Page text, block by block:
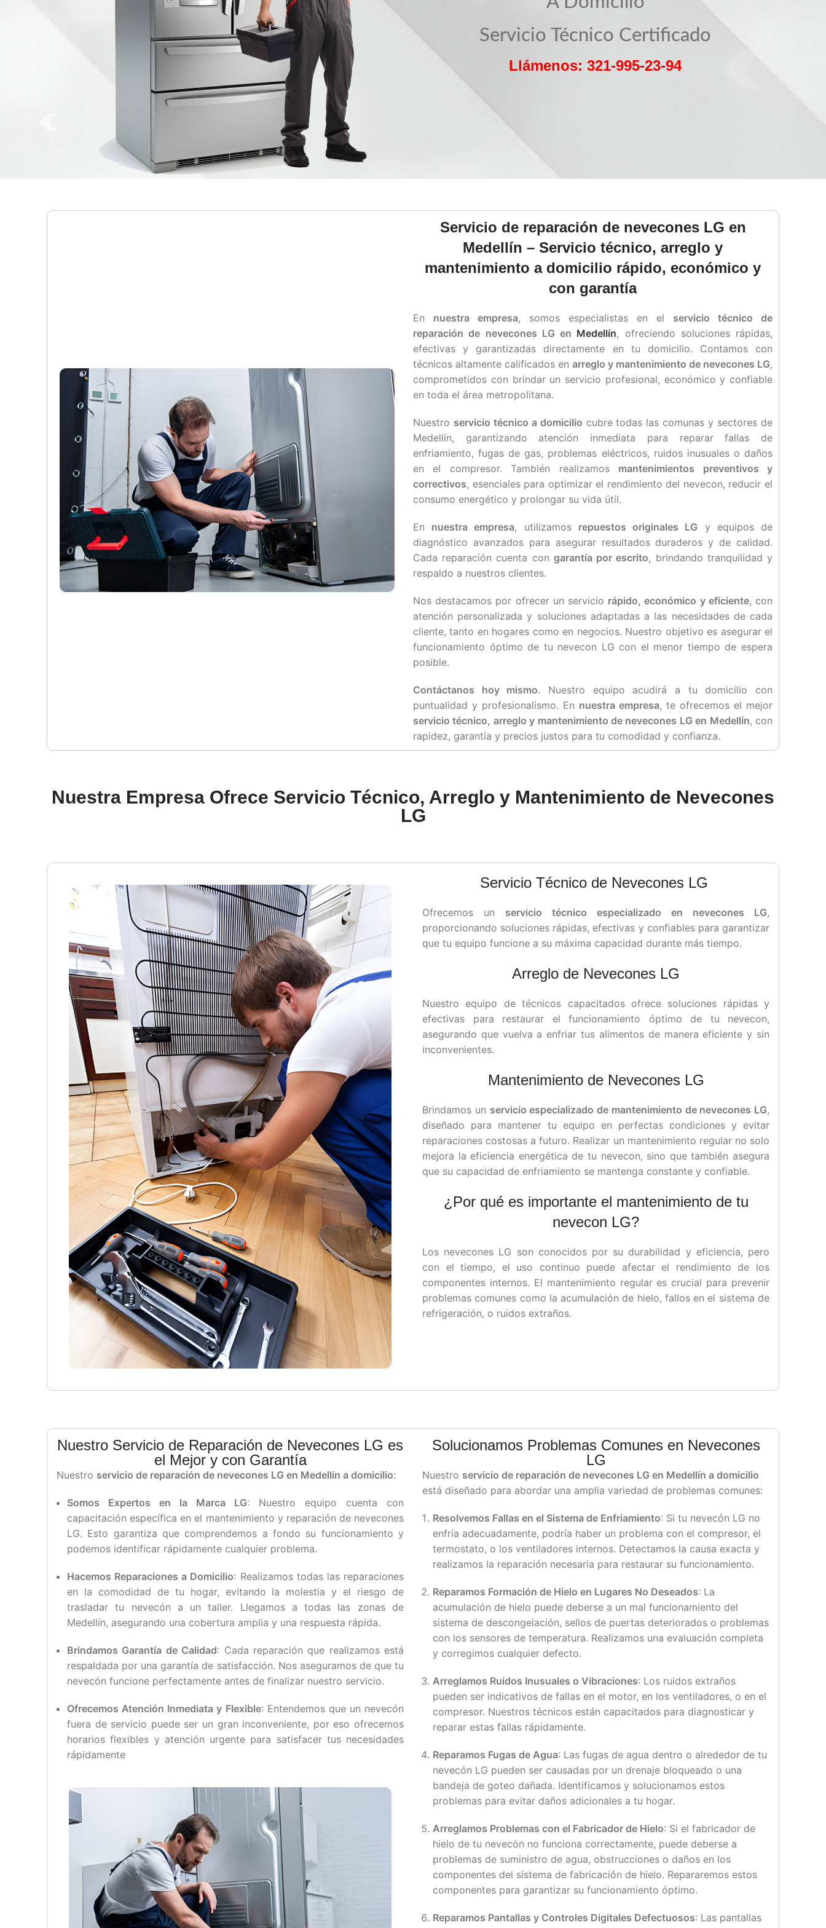
Servicio Técnico Certificado
Llámenos: 321-995-23-94
Servicio de reparación de nevecones LG en
Medellín – Servicio técnico, arreglo y
mantenimiento a domicilio rápido, económico y
con garantía
En nuestra empresa, somos especialistas en el servicio técnico de
reparación de nevecones LG en Medellín, ofreciendo soluciones rápidas,
efectivas y garantizadas directamente en tu domicilio. Contamos con
técnicos altamente calificados en arreglo y mantenimiento de nevecones LG,
comprometidos con brindar un servicio profesional, económico y confiable
en toda el área metropolitana.
Nuestro servicio técnico a domicilio cubre todas las comunas y sectores de
Medellín, garantizando atención inmediata para reparar fallas de
enfriamiento, fugas de gas, problemas eléctricos, ruidos inusuales o daños
en el compresor. También realizamos mantenimientos preventivos y
correctivos, esenciales para optimizar el rendimiento del nevecon, reducir el
consumo energético y prolongar su vida útil.
En nuestra empresa, utilizamos repuestos originales LG y equipos de
diagnóstico avanzados para asegurar resultados duraderos y de calidad.
Cada reparación cuenta con garantía por escrito, brindando tranquilidad y
respaldo a nuestros clientes.
Nos destacamos por ofrecer un servicio rápido, económico y eficiente, con
atención personalizada y soluciones adaptadas a las necesidades de cada
cliente, tanto en hogares como en negocios. Nuestro objetivo es asegurar el
funcionamiento óptimo de tu nevecon LG con el menor tiempo de espera
posible.
Contáctanos hoy mismo. Nuestro equipo acudirá a tu domicilio con
puntualidad y profesionalismo. En nuestra empresa, te ofrecemos el mejor
servicio técnico, arreglo y mantenimiento de nevecones LG en Medellín, con
rapidez, garantía y precios justos para tu comodidad y confianza.
Nuestra Empresa Ofrece Servicio Técnico, Arreglo y Mantenimiento de Nevecones
LG
Servicio Técnico de Nevecones LG
Ofrecemos un servicio técnico especializado en nevecones LG,
proporcionando soluciones rápidas, efectivas y confiables para garantizar
que tu equipo funcione a su máxima capacidad durante más tiempo.
Arreglo de Nevecones LG
Nuestro equipo de técnicos capacitados ofrece soluciones rápidas y
efectivas para restaurar el funcionamiento óptimo de tu nevecon,
asegurando que vuelva a enfriar tus alimentos de manera eficiente y sin
inconvenientes.
Mantenimiento de Nevecones LG
Brindamos un servicio especializado de mantenimiento de nevecones LG,
diseñado para mantener tu equipo en perfectas condiciones y evitar
reparaciones costosas a futuro. Realizar un mantenimiento regular no solo
mejora la eficiencia energética de tu nevecon, sino que también asegura
que su capacidad de enfriamiento se mantenga constante y confiable.
¿Por qué es importante el mantenimiento de tu
nevecon LG?
Los nevecones LG son conocidos por su durabilidad y eficiencia, pero
con el tiempo, el uso continuo puede afectar el rendimiento de los
componentes internos. El mantenimiento regular es crucial para prevenir
problemas comunes como la acumulación de hielo, fallos en el sistema de
refrigeración, o ruidos extraños.
Nuestro Servicio de Reparación de Nevecones LG es
el Mejor y con Garantía
Nuestro servicio de reparación de nevecones LG en Medellín a domicilio:
Somos Expertos en la Marca LG: Nuestro equipo cuenta con
capacitación específica en el mantenimiento y reparación de nevecones
LG. Esto garantiza que comprendemos a fondo su funcionamiento y
podemos identificar rápidamente cualquier problema.
Hacemos Reparaciones a Domicilio: Realizamos todas las reparaciones
en la comodidad de tu hogar, evitando la molestia y el riesgo de
trasladar tu nevecón a un taller. Llegamos a todas las zonas de
Medellín, asegurando una cobertura amplia y una respuesta rápida.
Brindamos Garantía de Calidad: Cada reparación que realizamos está
respaldada por una garantía de satisfacción. Nos aseguramos de que tu
nevecón funcione perfectamente antes de finalizar nuestro servicio.
Ofrecemos Atención Inmediata y Flexible: Entendemos que un nevecón
fuera de servicio puede ser un gran inconveniente, por eso ofrecemos
horarios flexibles y atención urgente para satisfacer tus necesidades
rápidamente
Solucionamos Problemas Comunes en Nevecones
LG
Nuestro servicio de reparación de nevecones LG en Medellín a domicilio
está diseñado para abordar una amplia variedad de problemas comunes:
Resolvemos Fallas en el Sistema de Enfriamiento: Si tu nevecón LG no
enfría adecuadamente, podría haber un problema con el compresor, el
termostato, o los ventiladores internos. Detectamos la causa exacta y
realizamos la reparación necesaria para restaurar su funcionamiento.
Reparamos Formación de Hielo en Lugares No Deseados: La
acumulación de hielo puede deberse a un mal funcionamiento del
sistema de descongelación, sellos de puertas deteriorados o problemas
con los sensores de temperatura. Realizamos una evaluación completa
y corregimos cualquier defecto.
Arreglamos Ruidos Inusuales o Vibraciones: Los ruidos extraños
pueden ser indicativos de fallas en el motor, en los ventiladores, o en el
compresor. Nuestros técnicos están capacitados para diagnosticar y
reparar estas fallas rápidamente.
Reparamos Fugas de Agua: Las fugas de agua dentro o alrededor de tu
nevecón LG pueden ser causadas por un drenaje bloqueado o una
bandeja de goteo dañada. Identificamos y solucionamos estos
problemas para evitar daños adicionales a tu hogar.
Arreglamos Problemas con el Fabricador de Hielo: Si el fabricador de
hielo de tu nevecón no funciona correctamente, puede deberse a
problemas de suministro de agua, obstrucciones o daños en los
componentes del sistema de fabricación de hielo. Repararemos estos
componentes para garantizar su funcionamiento óptimo.
Reparamos Pantallas y Controles Digitales Defectuosos: Las pantallas